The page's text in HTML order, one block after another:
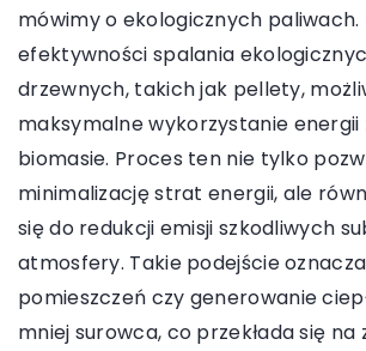
mówimy o ekologicznych paliwach.
efektywności spalania
drzewnych, takich jak pellety,
maksymalne wykorzystanie
biomasie. Proces ten nie tylko
minimalizację strat energii, ale
się do redukcji emisji szkodliwych
atmosfery. Takie podejście
pomieszczeń czy generowanie
mniej surowca, co przekłada się na